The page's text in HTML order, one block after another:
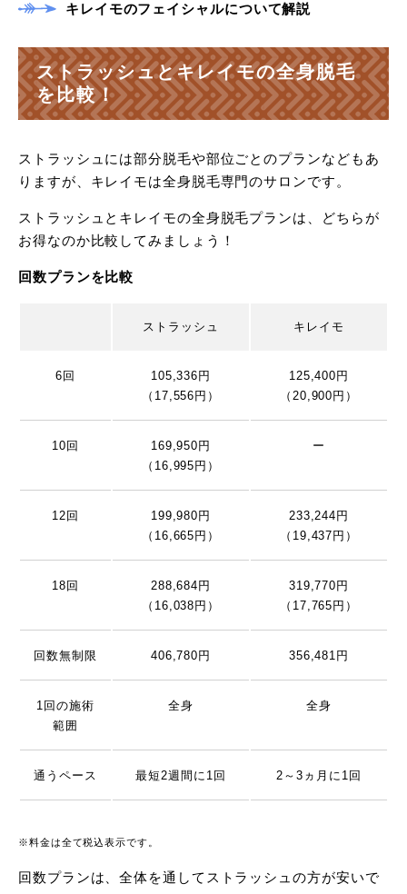
キレイモのフェイシャルについて解説
ストラッシュとキレイモの全身脱毛
を比較！
ストラッシュには部分脱毛や部位ごとのプランなどもあ
りますが、キレイモは全身脱毛専門のサロンです。
ストラッシュとキレイモの全身脱毛プランは、どちらが
お得なのか比較してみましょう！
回数プランを比較
ストラッシュ キレイモ
6回
105,336円
（17,556円）
125,400円
（20,900円）
10回
169,950円
（16,995円）
ー
12回
199,980円
（16,665円）
233,244円
（19,437円）
18回
288,684円
（16,038円）
319,770円
（17,765円）
回数無制限 406,780円 356,481円
1回の施術
範囲
全身 全身
通うペース 最短2週間に1回 2～3ヵ月に1回
※料金は全て税込表示です。
回数プランは、全体を通してストラッシュの方が安いで